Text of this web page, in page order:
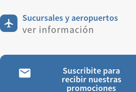
Sucursales y aeropuertos
ver información
Suscribite para
recibir nuestras
promociones